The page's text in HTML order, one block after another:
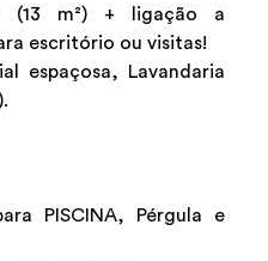
m²) + ligação a
escritório ou visitas!
espaçosa, Lavandaria
PISCINA, Pérgula e